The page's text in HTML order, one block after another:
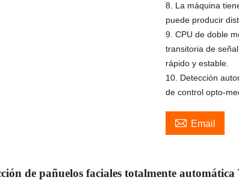
8. La máquina
puede producir
9. CPU de doble
transitoria de
rápido y estable.
10. Detección
de control opto-
 Email
de pañuelos faciales totalmente